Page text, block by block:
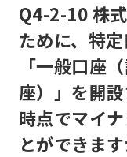
Q4-2-10 株
ために、特
「一般口座
座）」を開
時点でマイ
とができます